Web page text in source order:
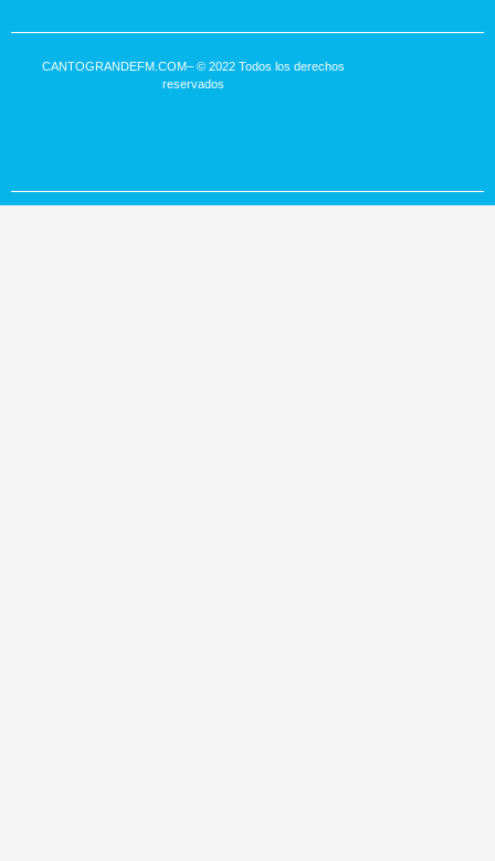
CANTOGRANDEFM.COM– © 2022 Todos los derechos
reservados